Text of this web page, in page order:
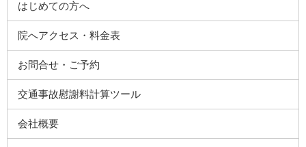
はじめての方へ
院へアクセス・料金表
お問合せ・ご予約
交通事故慰謝料計算ツール
会社概要